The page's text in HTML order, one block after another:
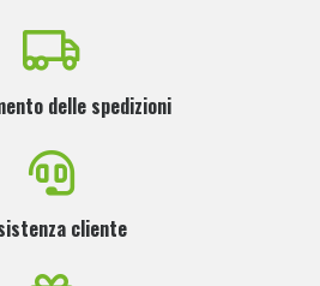
delle spedizioni
cliente